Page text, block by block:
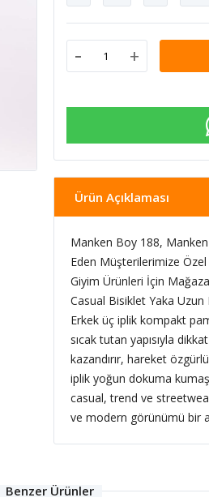
- +
Ürün Açıklaması
Manken Boy 188,
Eden Müşterilerimize Özel
Giyim Ürünleri İçin
Casual Bisiklet Yaka
Erkek üç iplik kompakt
sıcak tutan yapısıyla
kazandırır, hareket
iplik yoğun dokuma
casual, trend ve
ve modern görünümü bir
Benzer Ürünler